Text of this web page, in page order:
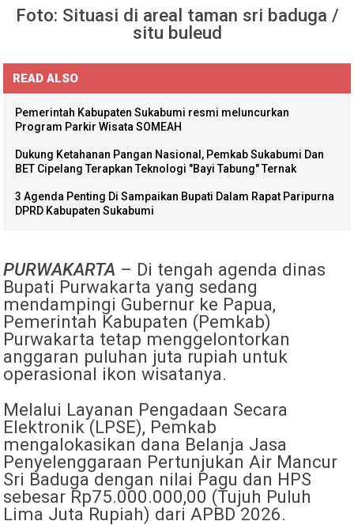
Foto: Situasi di areal taman sri baduga /
situ buleud
READ ALSO
Pemerintah Kabupaten Sukabumi resmi meluncurkan
Program Parkir Wisata SOMEAH
Dukung Ketahanan Pangan Nasional, Pemkab Sukabumi Dan
BET Cipelang Terapkan Teknologi "Bayi Tabung" Ternak
3 Agenda Penting Di Sampaikan Bupati Dalam Rapat Paripurna
DPRD Kabupaten Sukabumi
PURWAKARTA – Di tengah agenda dinas
Bupati Purwakarta yang sedang
mendampingi Gubernur ke Papua,
Pemerintah Kabupaten (Pemkab)
Purwakarta tetap menggelontorkan
anggaran puluhan juta rupiah untuk
operasional ikon wisatanya.
Melalui Layanan Pengadaan Secara
Elektronik (LPSE), Pemkab
mengalokasikan dana Belanja Jasa
Penyelenggaraan Pertunjukan Air Mancur
Sri Baduga dengan nilai Pagu dan HPS
sebesar Rp75.000.000,00 (Tujuh Puluh
Lima Juta Rupiah) dari APBD 2026.